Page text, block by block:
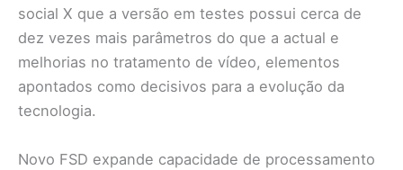
social X que a versão em testes possui cerca de
dez vezes mais parâmetros do que a actual e
melhorias no tratamento de vídeo, elementos
apontados como decisivos para a evolução da
tecnologia.
Novo FSD expande capacidade de processamento